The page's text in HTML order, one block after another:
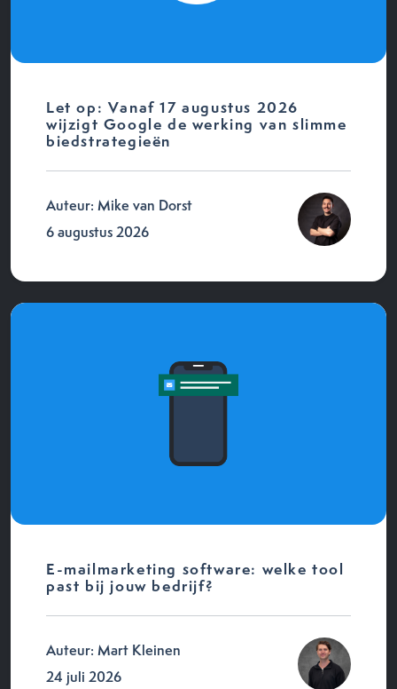
Let op: Vanaf 17 augustus 2026
wijzigt Google de werking van slimme
biedstrategieën
Auteur: Mike van Dorst
6 augustus 2026
E-mailmarketing software: welke tool
past bij jouw bedrijf?
Auteur: Mart Kleinen
24 juli 2026